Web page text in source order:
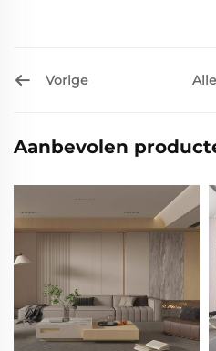
Vorige Alle
Aanbevolen